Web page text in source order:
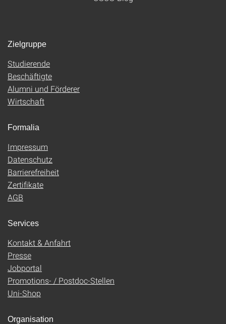
Zielgruppe
Studierende
Beschäftigte
Alumni und Förderer
Wirtschaft
Formalia
Impressum
Datenschutz
Barrierefreiheit
Zertifikate
AGB
Services
Kontakt & Anfahrt
Presse
Jobportal
Promotions- / Postdoc-Stellen
Uni-Shop
Organisation